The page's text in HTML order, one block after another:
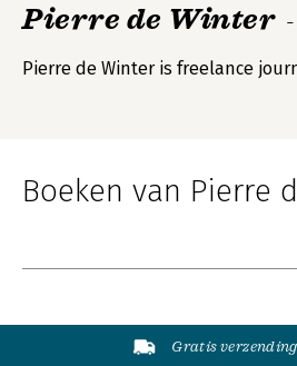
Pierre de Winter
Pierre de Winter is freelance
Boeken van Pierre
Gratis